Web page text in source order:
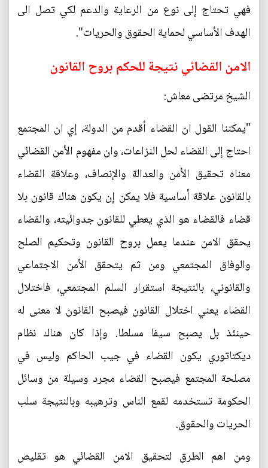
فهي تحتاج إلى نوع من الرعاية والدعم لكي تصل الى
الهدف الأساسي لحماية الحقوق والحريات".
الامن القضائي نتيجة للحكم بروح القانون
الشيخ مرتضى معاش:
"يمكننا القول ان القضاء أقدم من الدولة، إي ان المجتمع
احتاج إلى القضاء لحل النزاعات، وان مفهوم الأمن القضائي
معناه تحقيق الأمن والعدالة والإنصاف، وعلاقة القضاء
بالقانون علاقة أساسية فلا يمكن إن يكون هناك قانون بلا
قضاء فالقضاء هو الذي يعطي للقانون جدوائيته، والقضاء
يحقق الامن عندما يعمل بروح القانون وتحكيم الصلح
والوفاق المجتمعي ومن ثم يتحقق الأمن الاجتماعي
والقانوني، بالنتيجة استقرار السلم المجتمعي، فاختلال
القضاء يعني اختلال القانون فيصبح القانون لا معنى له
حينئذ بل يصبح سيفا مسلطا. وإذا كان هناك نظام
ديكتاتوري يكون القضاء في جيب الحاكم وليس في
مصلحة المجتمع فيصبح القضاء مجرد وسيلة من وسائل
الحكومة تستخدمه لقمع الناس وترهيبه وبالنتيجة سلب
الحريات والحقوق.
ومن اهم الطرق لتحقيق الامن القضائي هو تقليص